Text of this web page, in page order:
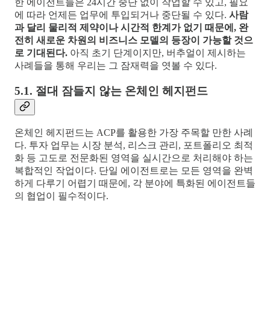
에 따라 언제든 업무에 투입되거나 중단될 수 있다. 사람
과 달리 물리적 제약이나 시간적 한계가 없기 때문에, 완
전히 새로운 차원의 비즈니스 모델의 등장이 가능할 것으
로 기대된다. 아직 초기 단계이지만, 버추얼이 제시하는
사례들을 통해 우리는 그 잠재력을 엿볼 수 있다.
5.1. 절대 잠들지 않는 온체인 헤지펀드
온체인 헤지펀드는 ACP를 활용한 가장 주목할 만한 사례
다. 투자 업무는 시장 분석, 리스크 관리, 포트폴리오 최적
화 등 고도로 전문화된 영역을 실시간으로 처리해야 하는
복합적인 작업이다. 단일 에이전트로는 모든 영역을 완벽
하게 다루기 어렵기 때문에, 각 분야에 특화된 에이전트들
의 협업이 필수적이다.